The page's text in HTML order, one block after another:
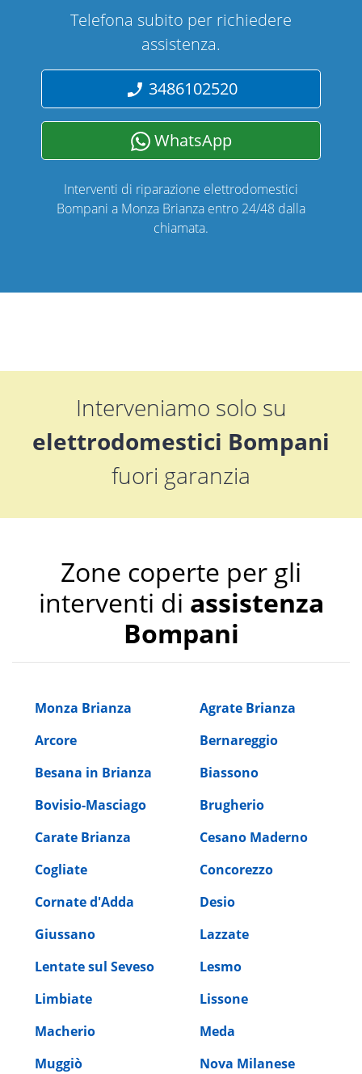
Telefona subito per richiedere
assistenza.
3486102520
WhatsApp
Interventi di riparazione elettrodomestici
Bompani a Monza Brianza entro 24/48 dalla
chiamata.
Interveniamo solo su
elettrodomestici Bompani
fuori garanzia
Zone coperte per gli
interventi di assistenza
Bompani
Monza Brianza
Agrate Brianza
Arcore
Bernareggio
Besana in Brianza
Biassono
Bovisio-Masciago
Brugherio
Carate Brianza
Cesano Maderno
Cogliate
Concorezzo
Cornate d'Adda
Desio
Giussano
Lazzate
Lentate sul Seveso
Lesmo
Limbiate
Lissone
Macherio
Meda
Muggiò
Nova Milanese